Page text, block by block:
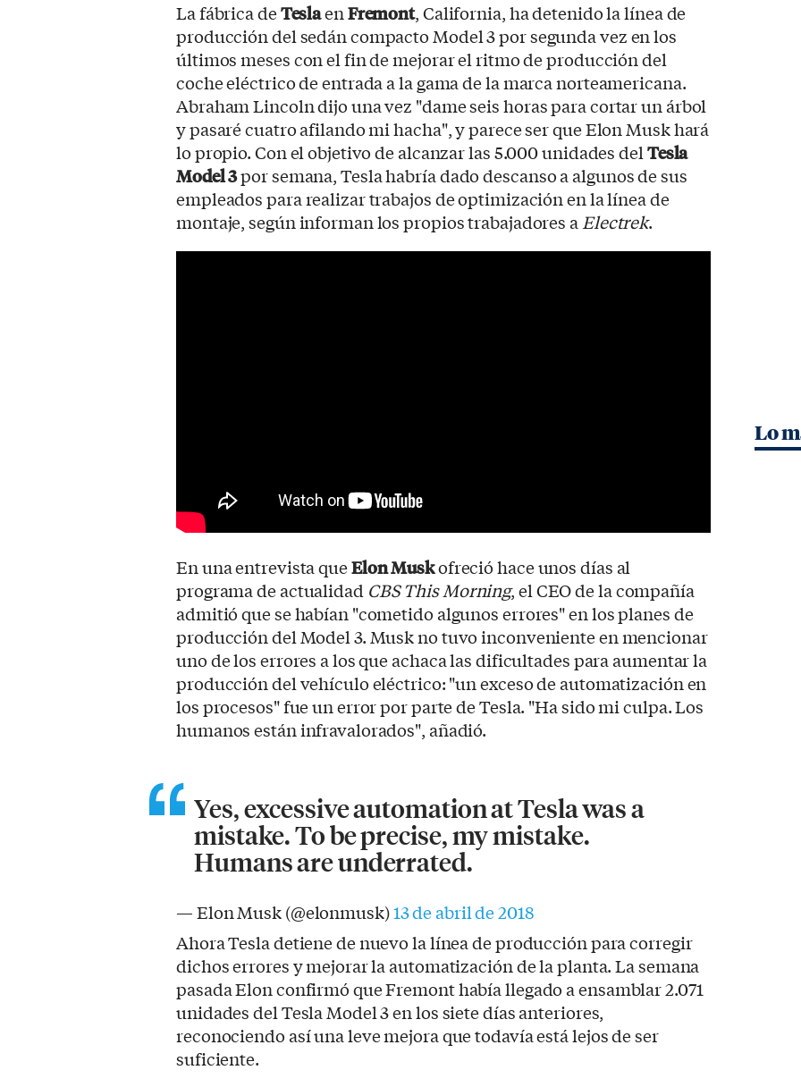
La fábrica deTeslaenFremont, California, ha detenido la línea de
producción del sedán compacto Model 3 por segunda vez en los
últimos meses con el fin de mejorar el ritmo de producción del
coche eléctrico de entrada a la gama de la marca norteamericana.
Abraham Lincoln dijo una vez "dame seis horas para cortar un árbol
y pasaré cuatro afilando mi hacha", y parece ser que Elon Musk hará
lo propio. Con el objetivo de alcanzar las 5.000 unidades delTesla
Model 3por semana, Tesla habría dado descanso a algunos de sus
empleados para realizar trabajos de optimización en la línea de
montaje, según informan los propios trabajadores a Electrek.
En una entrevista queElon Muskofreció hace unos días al
programa de actualidad CBS This Morning, el CEO de la compañía
admitió que se habían "cometido algunos errores" en los planes de
producción del Model 3. Musk no tuvo inconveniente en mencionar
uno de los errores a los que achaca las dificultades para aumentar la
producción del vehículo eléctrico: "un exceso de automatización en
los procesos" fue un error por parte de Tesla. "Ha sido mi culpa. Los
humanos están infravalorados", añadió.
Yes, excessive automation at Tesla was a
mistake. To be precise, my mistake.
Humans are underrated.
— Elon Musk (@elonmusk)13 de abril de 2018
Ahora Tesla detiene de nuevo la línea de producción para corregir
dichos errores y mejorar la automatización de la planta. La semana
pasada Elon confirmó que Fremont había llegado a ensamblar 2.071
unidades del Tesla Model 3 en los siete días anteriores,
reconociendo así una leve mejora que todavía está lejos de ser
suficiente.
Lo